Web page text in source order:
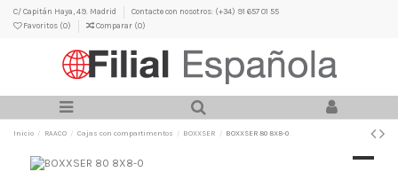
C/ Capitán Haya, 49. Madrid
Contacte con nosotros: (+34) 91 657 01 55
Favoritos (0) Comparar (0)
Inicio RAACO Cajas con compartimentos BOXXSER BOXXSER 80 8X8-0